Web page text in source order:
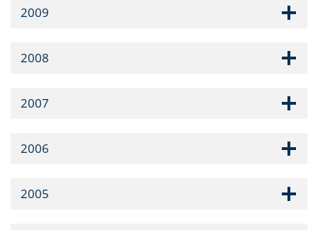
2009
2008
2007
2006
2005